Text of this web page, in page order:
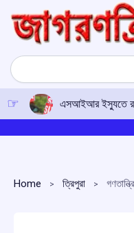
content
Search
এসআইআর ইস্যুতে
Home ত্রিপুরা